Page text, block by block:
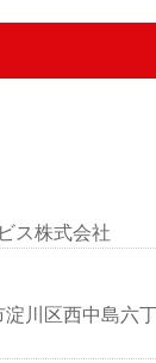
ス株式会社
淀川区西中島六